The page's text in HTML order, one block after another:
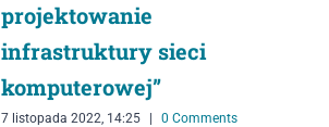
projektowanie
infrastruktury sieci
komputerowej”
7 listopada 2022, 14:25 | 0 Comments